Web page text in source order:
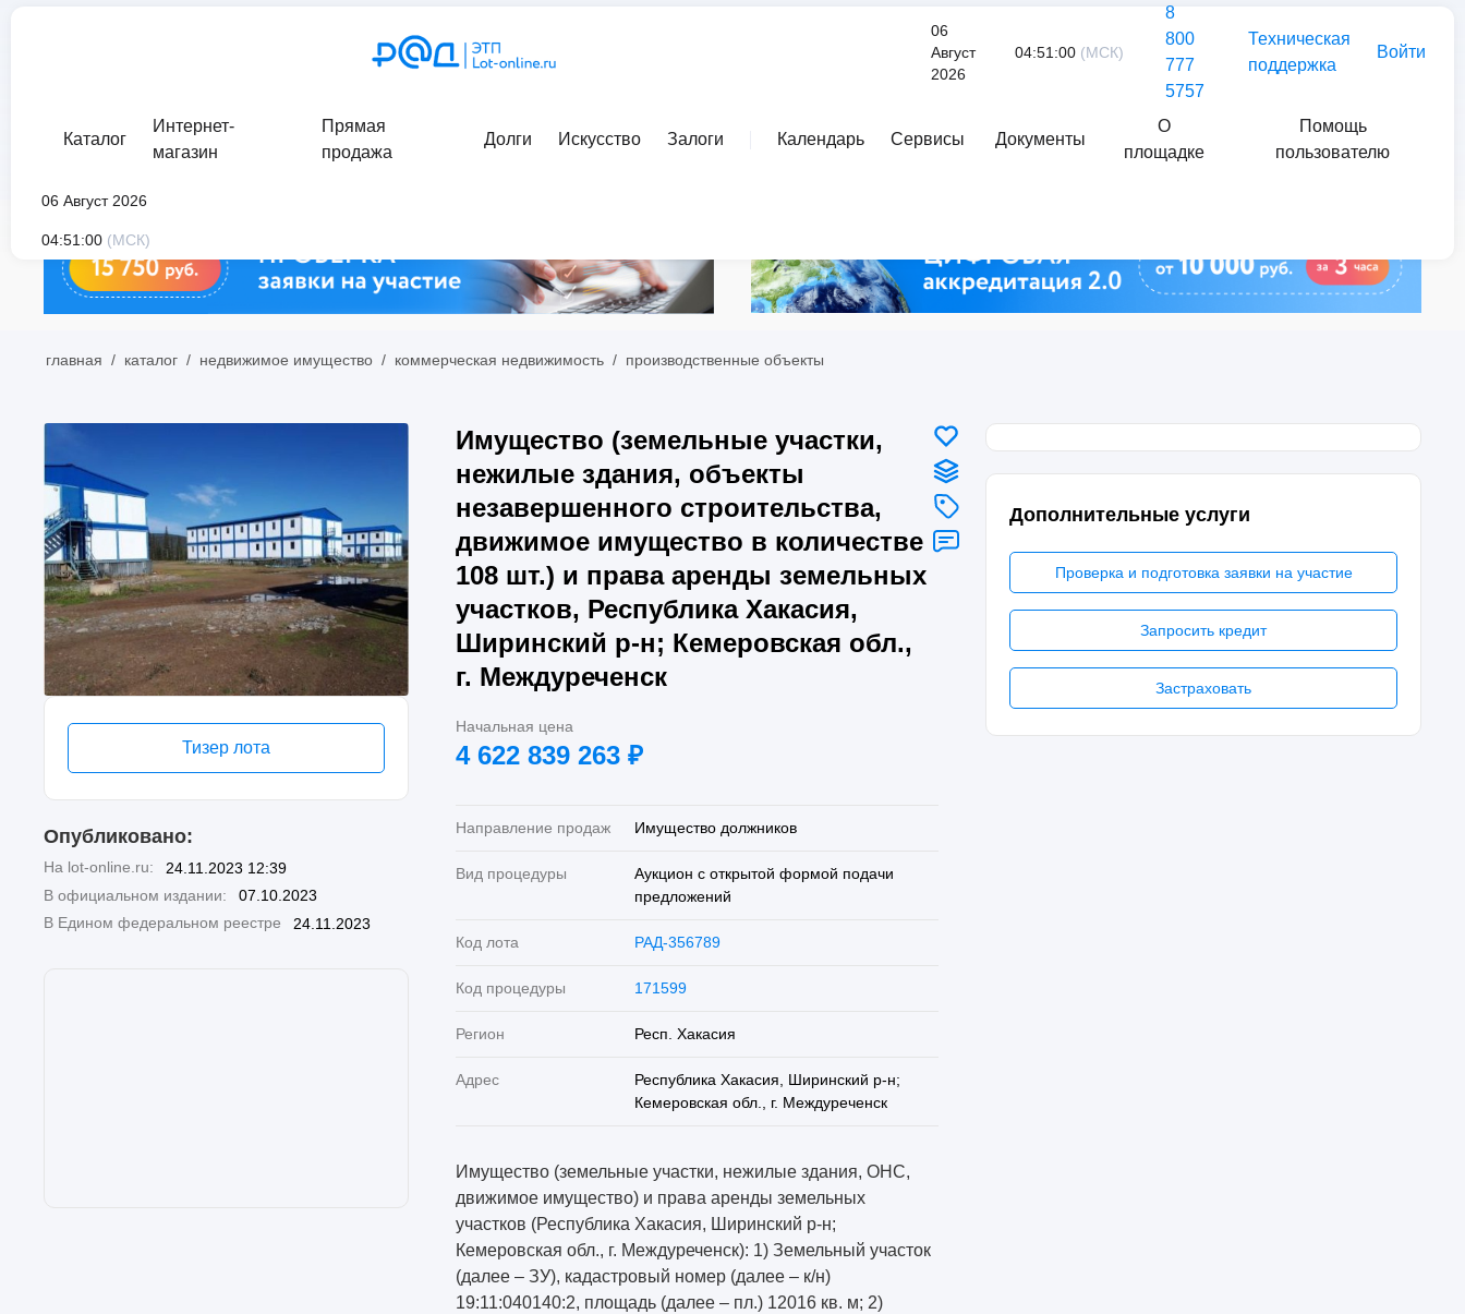
06
Август
2026
04:51:00 (МСК)
8
800
777
5757
Техническая
поддержка
Войти
Каталог
Интернет-
магазин
Прямая
продажа
Долги Искусство Залоги Календарь Сервисы Документы
О
площадке
Помощь
пользователю
06 Август 2026
04:51:00 (МСК)
главная / каталог / недвижимое имущество / коммерческая недвижимость / производственные объекты
Дополнительные услуги
Проверка и подготовка заявки на участие
Запросить кредит
Застраховать
Тизер лота
Опубликовано:
На lot-online.ru:
24.11.2023 12:39
В официальном издании:
07.10.2023
В Едином федеральном реестре
24.11.2023
Имущество (земельные участки,
нежилые здания, объекты
незавершенного строительства,
движимое имущество в количестве
108 шт.) и права аренды земельных
участков, Республика Хакасия,
Ширинский р-н; Кемеровская обл.,
г. Междуреченск
Начальная цена
4 622 839 263 ₽
Направление продаж Имущество должников
Вид процедуры
Аукцион с открытой формой подачи
предложений
Код лота РАД-356789
Код процедуры 171599
Регион Респ. Хакасия
Адрес
Республика Хакасия, Ширинский р-н;
Кемеровская обл., г. Междуреченск
Имущество (земельные участки, нежилые здания, ОНС,
движимое имущество) и права аренды земельных
участков (Республика Хакасия, Ширинский р-н;
Кемеровская обл., г. Междуреченск): 1) Земельный участок
(далее – ЗУ), кадастровый номер (далее – к/н)
19:11:040140:2, площадь (далее – пл.) 12016 кв. м; 2)